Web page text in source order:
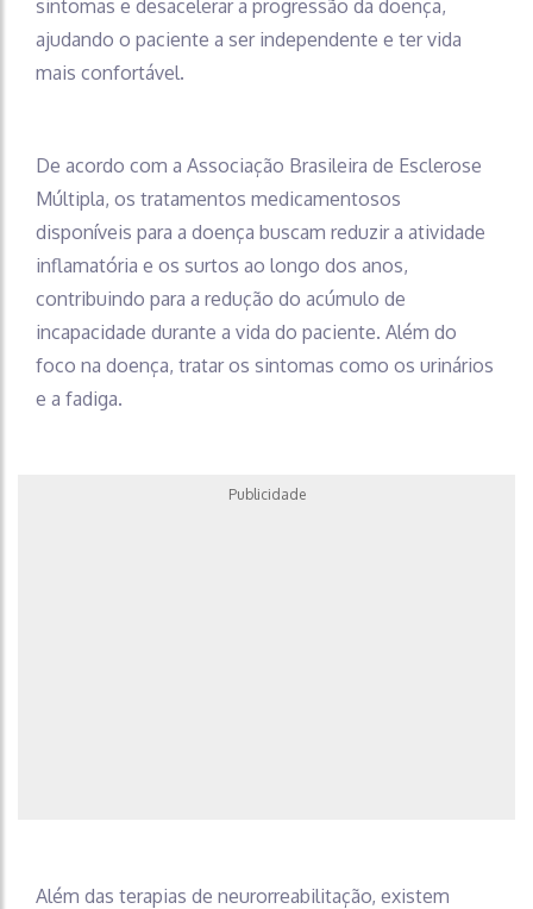
sintomas e desacelerar a progressão da doença,
ajudando o paciente a ser independente e ter vida
mais confortável.
De acordo com a Associação Brasileira de Esclerose
Múltipla, os tratamentos medicamentosos
disponíveis para a doença buscam reduzir a atividade
inflamatória e os surtos ao longo dos anos,
contribuindo para a redução do acúmulo de
incapacidade durante a vida do paciente. Além do
foco na doença, tratar os sintomas como os urinários
e a fadiga.
Publicidade
Além das terapias de neurorreabilitação, existem